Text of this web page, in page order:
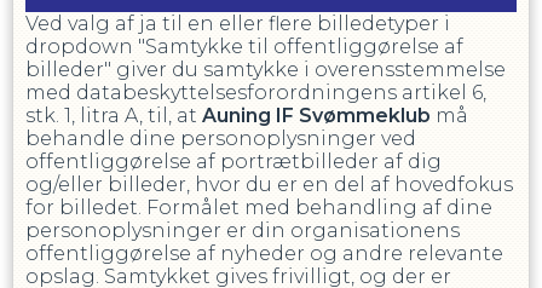
Ved valg af ja til en eller flere billedetyper i
dropdown "Samtykke til offentliggørelse af
billeder" giver du samtykke i overensstemmelse
med databeskyttelsesforordningens artikel 6,
stk. 1, litra A, til, at Auning IF Svømmeklub må
behandle dine personoplysninger ved
offentliggørelse af portrætbilleder af dig
og/eller billeder, hvor du er en del af hovedfokus
for billedet. Formålet med behandling af dine
personoplysninger er din organisationens
offentliggørelse af nyheder og andre relevante
opslag. Samtykket gives frivilligt, og der er